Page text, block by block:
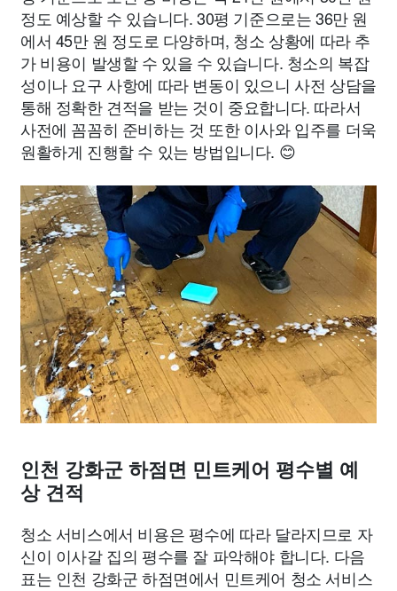
정도 예상할 수 있습니다. 30평 기준으로는 36만 원
에서 45만 원 정도로 다양하며, 청소 상황에 따라 추
가 비용이 발생할 수 있을 수 있습니다. 청소의 복잡
성이나 요구 사항에 따라 변동이 있으니 사전 상담을
통해 정확한 견적을 받는 것이 중요합니다. 따라서
사전에 꼼꼼히 준비하는 것 또한 이사와 입주를 더욱
원활하게 진행할 수 있는 방법입니다. 😊
인천 강화군 하점면 민트케어 평수별 예
상 견적
청소 서비스에서 비용은 평수에 따라 달라지므로 자
신이 이사갈 집의 평수를 잘 파악해야 합니다. 다음
표는 인천 강화군 하점면에서 민트케어 청소 서비스